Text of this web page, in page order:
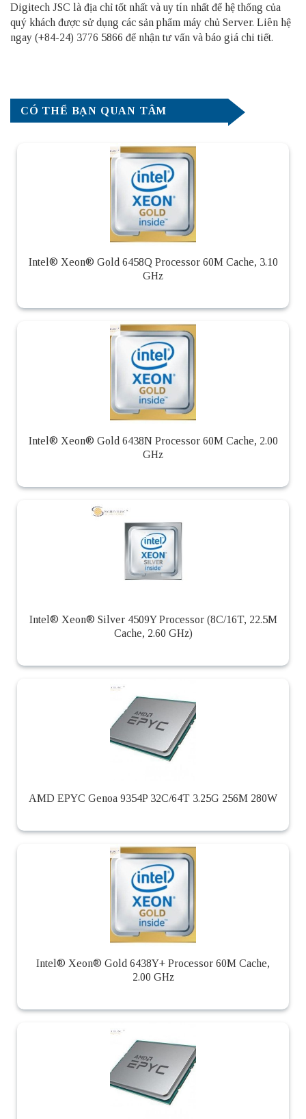
Digitech JSC là địa chỉ tốt nhất và uy tín nhất để hệ thống của
quý khách được sử dụng các sản phẩm máy chủ Server. Liên hệ
ngay (+84-24) 3776 5866 để nhận tư vấn và báo giá chi tiết.
CÓ THỂ BẠN QUAN TÂM
Intel® Xeon® Gold 6458Q Processor 60M Cache, 3.10
GHz
Intel® Xeon® Gold 6438N Processor 60M Cache, 2.00
GHz
Intel® Xeon® Silver 4509Y Processor (8C/16T, 22.5M
Cache, 2.60 GHz)
AMD EPYC Genoa 9354P 32C/64T 3.25G 256M 280W
Intel® Xeon® Gold 6438Y+ Processor 60M Cache,
2.00 GHz